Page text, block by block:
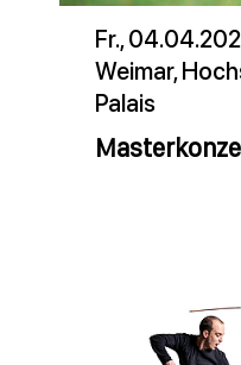
Fr.,
Weimar,
Palais